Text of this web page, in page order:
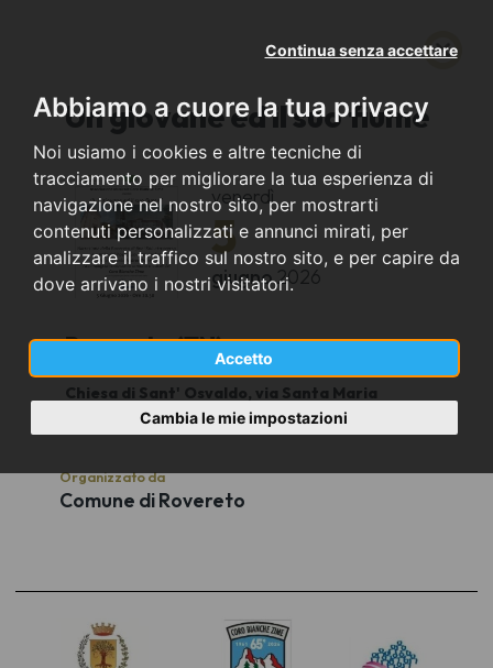
Abbiamo a cuore la tua privacy
Noi usiamo i cookies e altre tecniche di
tracciamento per migliorare la tua esperienza di
navigazione nel nostro sito, per mostrarti
contenuti personalizzati e annunci mirati, per
analizzare il traffico sul nostro sito, e per capire da
dove arrivano i nostri visitatori.
Accetto
Continua senza accettare
Cambia le mie impostazioni
Un giovane ed il suo fiume
venerdì
5
giugno 2026
Rovereto (TN)
Chiesa di Sant' Osvaldo, via Santa Maria
Organizzato da
Comune di Rovereto